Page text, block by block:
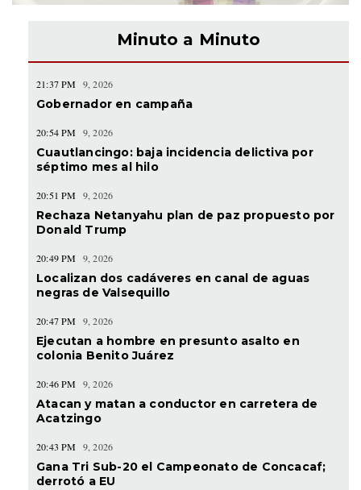
Minuto a Minuto
21:37 PM 9, 2026
Gobernador en campaña
20:54 PM 9, 2026
Cuautlancingo: baja incidencia delictiva por
séptimo mes al hilo
20:51 PM 9, 2026
Rechaza Netanyahu plan de paz propuesto por
Donald Trump
20:49 PM 9, 2026
Localizan dos cadáveres en canal de aguas
negras de Valsequillo
20:47 PM 9, 2026
Ejecutan a hombre en presunto asalto en
colonia Benito Juárez
20:46 PM 9, 2026
Atacan y matan a conductor en carretera de
Acatzingo
20:43 PM 9, 2026
Gana Tri Sub-20 el Campeonato de Concacaf;
derrotó a EU